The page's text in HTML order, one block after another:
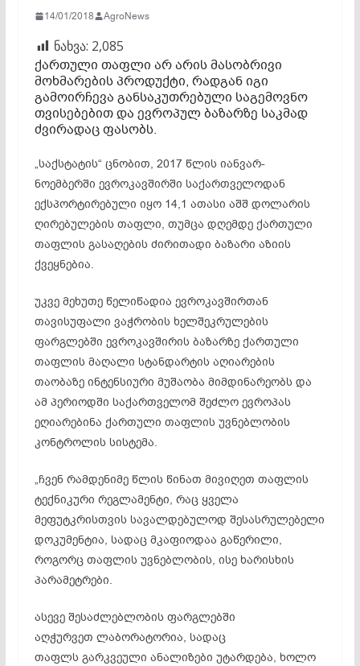
14/01/2018 AgroNews
ნახვა: 2,085
ქართული თაფლი არ არის მასობრივი
მოხმარების პროდუქტი, რადგან იგი
გამოირჩევა განსაკუთრებული საგემოვნო
თვისებებით და ევროპულ ბაზარზე საკმად
ძვირადაც ფასობს.
„საქსტატის“ ცნობით, 2017 წლის იანვარ-
ნოემბერში ევროკავშირში საქართველოდან
ექსპორტირებული იყო 14,1 ათასი აშშ დოლარის
ღირებულების თაფლი, თუმცა დღემდე ქართული
თაფლის გასაღების ძირითადი ბაზარი აზიის
ქვეყნებია.
უკვე მეხუთე წელიწადია ევროკავშირთან
თავისუფალი ვაჭრობის ხელშეკრულების
ფარგლებში ევროკავშირის ბაზარზე ქართული
თაფლის მაღალი სტანდარტის აღიარების
თაობაზე ინტენსიური მუშაობა მიმდინარეობს და
ამ პერიოდში საქართველომ შეძლო ევროპას
ეღიარებინა ქართული თაფლის უვნებლობის
კონტროლის სისტემა.
„ჩვენ რამდენიმე წლის წინათ მივიღეთ თაფლის
ტექნიკური რეგლამენტი, რაც ყველა
მეფუტკრისთვისსავალდებულოდ შესასრულებელი
დოკუმენტია, სადაც მკაფიოდაა გაწერილი,
როგორც თაფლის უვნებლობის, ისე ხარისხის
პარამეტრები.
ასევე შესაძლებლობის ფარგლებში
აღჭურვეთ ლაბორატორია, სადაც
თაფლს გარკვეული ანალიზები უტარდება, ხოლო